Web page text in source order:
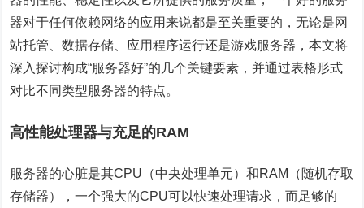
器对于任何依赖网络的应用来说都是至关重要的，无论是网
站托管、数据存储、应用程序运行还是游戏服务器，本文将
深入探讨构成“服务器好”的几个关键要素，并通过表格形式
对比不同类型服务器的特点。
高性能处理器与充足的RAM
服务器的心脏是其CPU（中央处理单元）和RAM（随机存取
存储器），一个强大的CPU可以快速处理请求，而足够的